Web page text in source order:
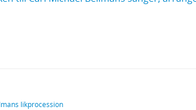
likprocession